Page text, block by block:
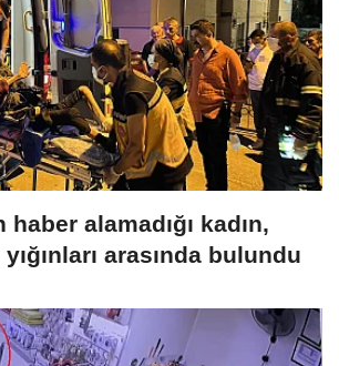
haber alamadığı kadın,
arasında bulundu